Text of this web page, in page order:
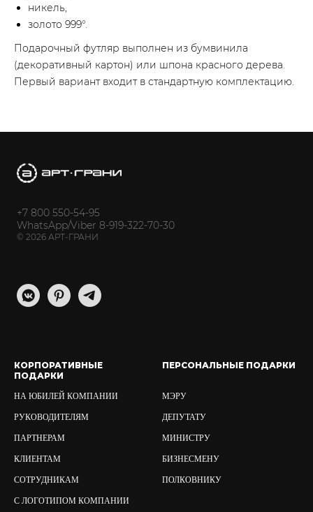
никель,
золото 999°.
Подарочный футляр выполнен из бумвинила
(декоративный картон) или шпона красного дерева.
Первый вариант входит в стандартную комплектацию.
+7 800 550-54-95
WhatsApp/Viber 8-919-322-70-30
© 2026 АРТ-ГРАНИ
КОРПОРАТИВНЫЕ
ПОДАРКИ
НА ЮБИЛЕЙ КОМПАНИИ
РУКОВОДИТЕЛЯМ
ПАРТНЕРАМ
КЛИЕНТАМ
СОТРУДНИКАМ
С ЛОГОТИПОМ КОМПАНИИ
ПЕРСОНАЛЬНЫЕ ПОДАРКИ
МЭРУ
ДЕПУТАТУ
МИНИСТРУ
БИЗНЕСМЕНУ
ПОЛКОВНИКУ